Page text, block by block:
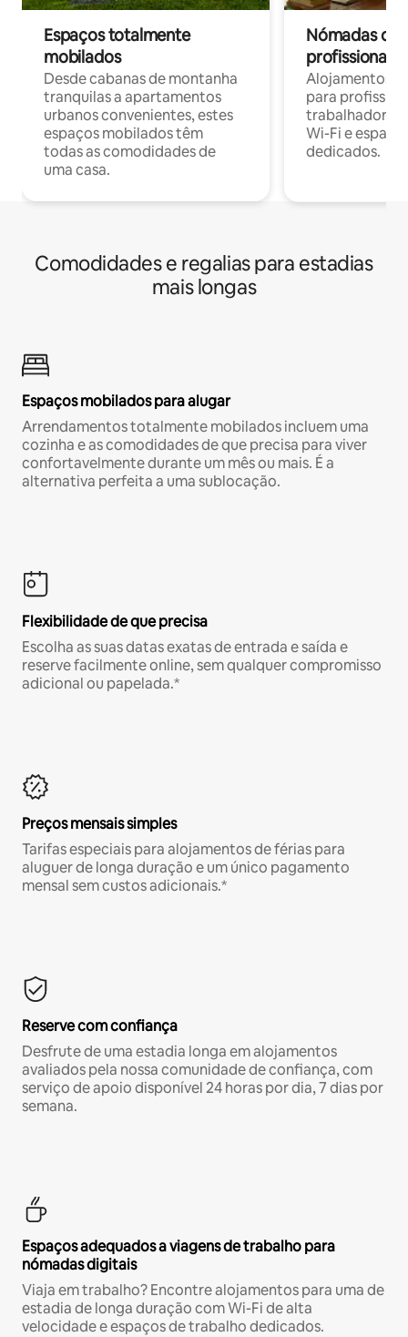
Espaços totalmente
mobilados
Desde cabanas de montanha
tranquilas a apartamentos
urbanos convenientes, estes
espaços mobilados têm
todas as comodidades de
uma casa.
Nómadas
profissionais
Alojamentos
para
trabalhadores
Wi-Fi e
dedicados.
Comodidades e regalias para estadias
mais longas
Espaços mobilados para alugar
Arrendamentos totalmente mobilados incluem uma
cozinha e as comodidades de que precisa para viver
confortavelmente durante um mês ou mais. É a
alternativa perfeita a uma sublocação.
Flexibilidade de que precisa
Escolha as suas datas exatas de entrada e saída e
reserve facilmente online, sem qualquer compromisso
adicional ou papelada.*
Preços mensais simples
Tarifas especiais para alojamentos de férias para
aluguer de longa duração e um único pagamento
mensal sem custos adicionais.*
Reserve com confiança
Desfrute de uma estadia longa em alojamentos
avaliados pela nossa comunidade de confiança, com
serviço de apoio disponível 24 horas por dia, 7 dias por
semana.
Espaços adequados a viagens de trabalho para
nómadas digitais
Viaja em trabalho? Encontre alojamentos para uma de
estadia de longa duração com Wi-Fi de alta
velocidade e espaços de trabalho dedicados.